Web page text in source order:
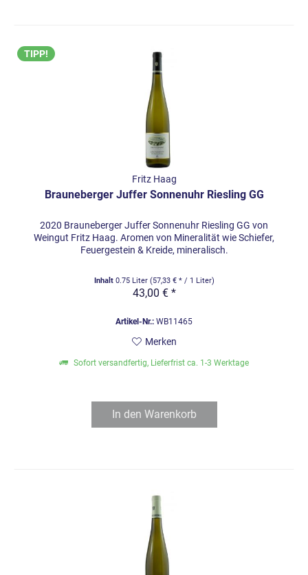
TIPP!
Fritz Haag
Brauneberger Juffer Sonnenuhr Riesling GG
2020 Brauneberger Juffer Sonnenuhr Riesling GG von
Weingut Fritz Haag. Aromen von Mineralität wie Schiefer,
Feuergestein & Kreide, mineralisch.
Inhalt 0.75 Liter (57,33 € * / 1 Liter)
43,00 € *
Artikel-Nr.: WB11465
Merken
Sofort versandfertig, Lieferfrist ca. 1-3 Werktage
In den Warenkorb